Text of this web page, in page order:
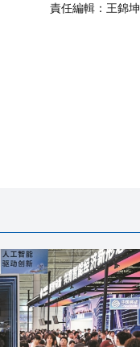
責任編輯： 王錦坤